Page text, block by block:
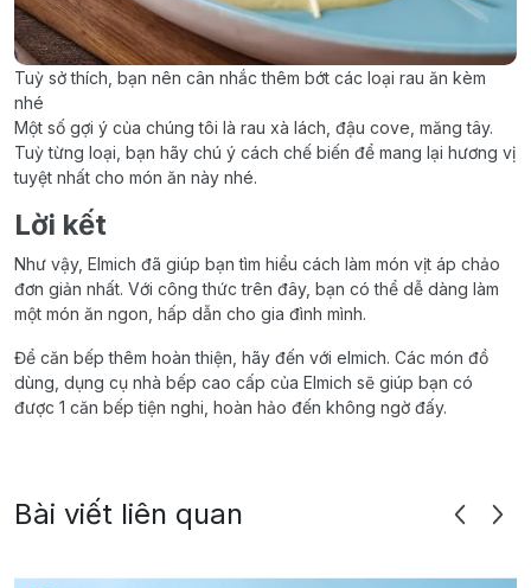
Tuỳ sở thích, bạn nên cân nhắc thêm bớt các loại rau ăn kèm
nhé
Một số gợi ý của chúng tôi là rau xà lách, đậu cove, măng tây.
Tuỳ từng loại, bạn hãy chú ý cách chế biến để mang lại hương vị
tuyệt nhất cho món ăn này nhé.
Lời kết
Như vậy, Elmich đã giúp bạn tìm hiểu cách làm món vịt áp chảo
đơn giản nhất. Với công thức trên đây, bạn có thể dễ dàng làm
một món ăn ngon, hấp dẫn cho gia đình mình.
Để căn bếp thêm hoàn thiện, hãy đến với elmich. Các món đồ
dùng, dụng cụ nhà bếp cao cấp của Elmich sẽ giúp bạn có
được 1 căn bếp tiện nghi, hoàn hảo đến không ngờ đấy.
Bài viết liên quan